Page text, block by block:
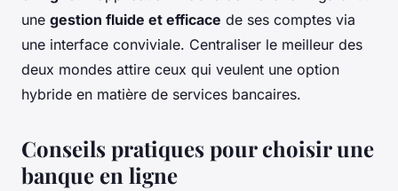
une gestion fluide et efficace de ses comptes via
une interface conviviale. Centraliser le meilleur des
deux mondes attire ceux qui veulent une option
hybride en matière de services bancaires.
Conseils pratiques pour choisir une
banque en ligne